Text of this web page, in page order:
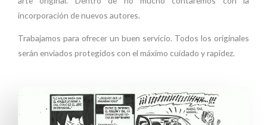
incorporación de nuevos autores.
Trabajamos para ofrecer un buen servicio. Todos los originales
serán enviados protegidos con el máximo cuidado y rapidez.